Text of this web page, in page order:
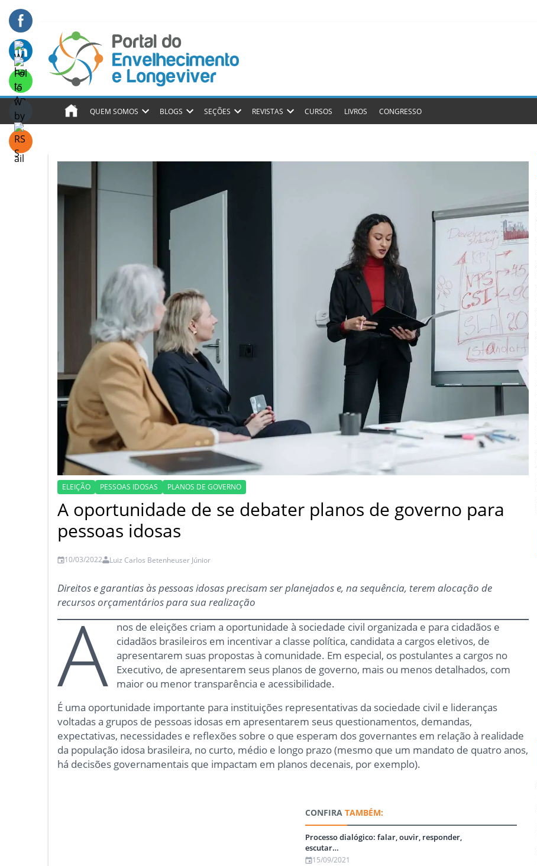
QUEM SOMOS BLOGS SEÇÕES REVISTAS CURSOS LIVROS CONGRESSO
ELEIÇÃO PESSOAS IDOSAS PLANOS DE GOVERNO
A oportunidade de se debater planos de governo para
pessoas idosas
10/03/2022 Luiz Carlos Betenheuser Júnior
Direitos e garantias às pessoas idosas precisam ser planejados e, na sequência, terem alocação de
recursos orçamentários para sua realização
A
nos de eleições criam a oportunidade à sociedade civil organizada e para cidadãos e
cidadãos brasileiros em incentivar a classe política, candidata a cargos eletivos, de
apresentarem suas propostas à comunidade. Em especial, os postulantes a cargos no
Executivo, de apresentarem seus planos de governo, mais ou menos detalhados, com
maior ou menor transparência e acessibilidade.
É uma oportunidade importante para instituições representativas da sociedade civil e lideranças
voltadas a grupos de pessoas idosas em apresentarem seus questionamentos, demandas,
expectativas, necessidades e reflexões sobre o que esperam dos governantes em relação à realidade
da população idosa brasileira, no curto, médio e longo prazo (mesmo que um mandato de quatro anos,
há decisões governamentais que impactam em planos decenais, por exemplo).
CONFIRATAMBÉM:
Processo dialógico: falar, ouvir, responder,
escutar…
15/09/2021